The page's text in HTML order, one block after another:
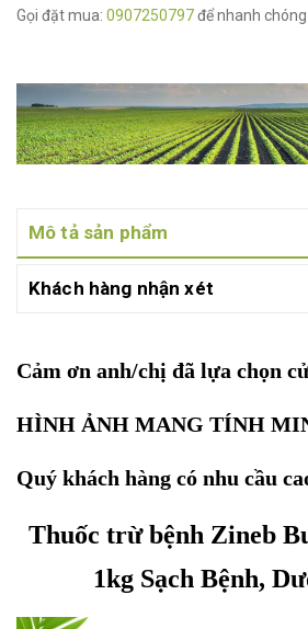
Gọi đặt mua: 0907250797để nhanh
Mô tả sản phẩm
Khách hàng nhận xét
Cảm ơn anh/chị đã lựa chọn
HÌNH ẢNH MANG TÍNH
Quý khách hàng có nhu cầu
Thuốc trừ bệnh Zineb
1kg Sạch Bệnh,